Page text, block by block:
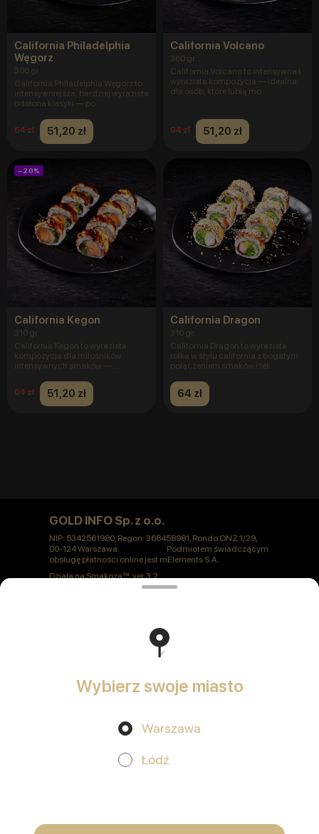
California Philadelphia
Węgorz
300 gr.
California Philadelphia Węgorz to
intensywniejsza, bardziej wyrazista
odsłona klasyki — po
64 zł 51,20 zł
California Volcano
360 gr.
California Volcano to intensywna i
wyrazista kompozycja — idealna
dla osób, które lubią mo
64 zł 51,20 zł
−20%
California Kegon
310 gr.
California Kegon to wyrazista
kompozycja dla miłośników
intensywnych smaków —
64 zł
51,20 zł
California Dragon
310 gr.
California Dragon to wyrazista
rolka w stylu california z bogatym
połączeniem smaków i tek
64 zł
przetwarzanie plików cookie w Twojej przeglądarce oraz korzystanie z
GOLD INFO Sp. z o.o.
NIP: 5342561980, Regon: 368458981, Rondo ONZ 1/29,
00-124 Warszawa. Podmiotem świadczącym
obsługę płatności online jest mElements S.A.
Działa na Smakozaver. 3.2
Polityka prywatności
Wybierz swoje miasto
Warszawa
Łódź